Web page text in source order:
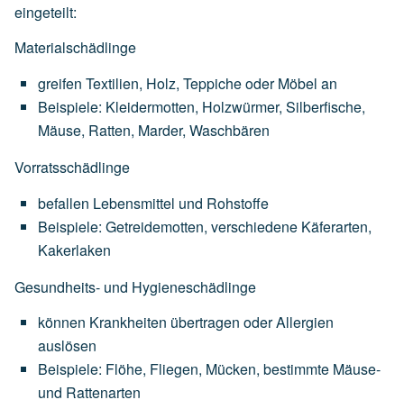
eingeteilt:
Materialschädlinge
greifen Textilien, Holz, Teppicheoder Möbel an
Beispiele: Kleidermotten, Holzwürmer, Silberfische,
Mäuse, Ratten, Marder, Waschbären
Vorratsschädlinge
befallen Lebensmittel und Rohstoffe
Beispiele: Getreidemotten, verschiedene Käferarten,
Kakerlaken
Gesundheits- und Hygieneschädlinge
können Krankheiten übertragen oderAllergien
auslösen
Beispiele: Flöhe, Fliegen, Mücken, bestimmte Mäuse-
und Rattenarten